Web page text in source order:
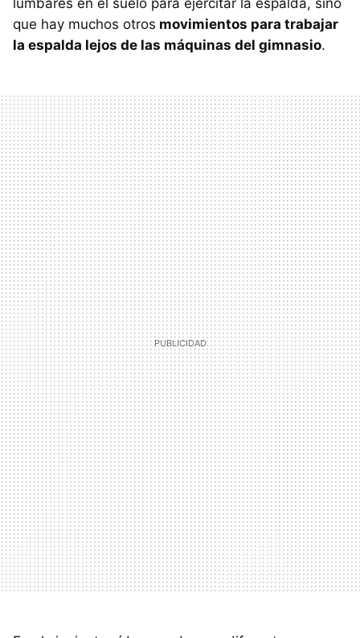
que hay muchos otros movimientos para trabajar
la espalda lejos de las máquinas del gimnasio.